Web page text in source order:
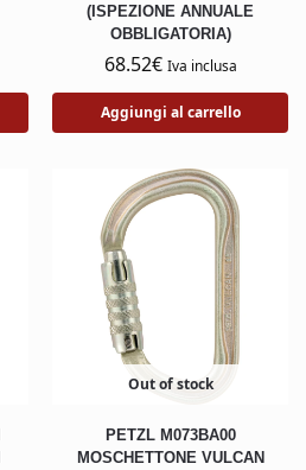
(ISPEZIONE ANNUALE
OBBLIGATORIA)
68.52€ Iva inclusa
Aggiungi al carrello
Out of stock
PETZL M073BA00
MOSCHETTONE VULCAN